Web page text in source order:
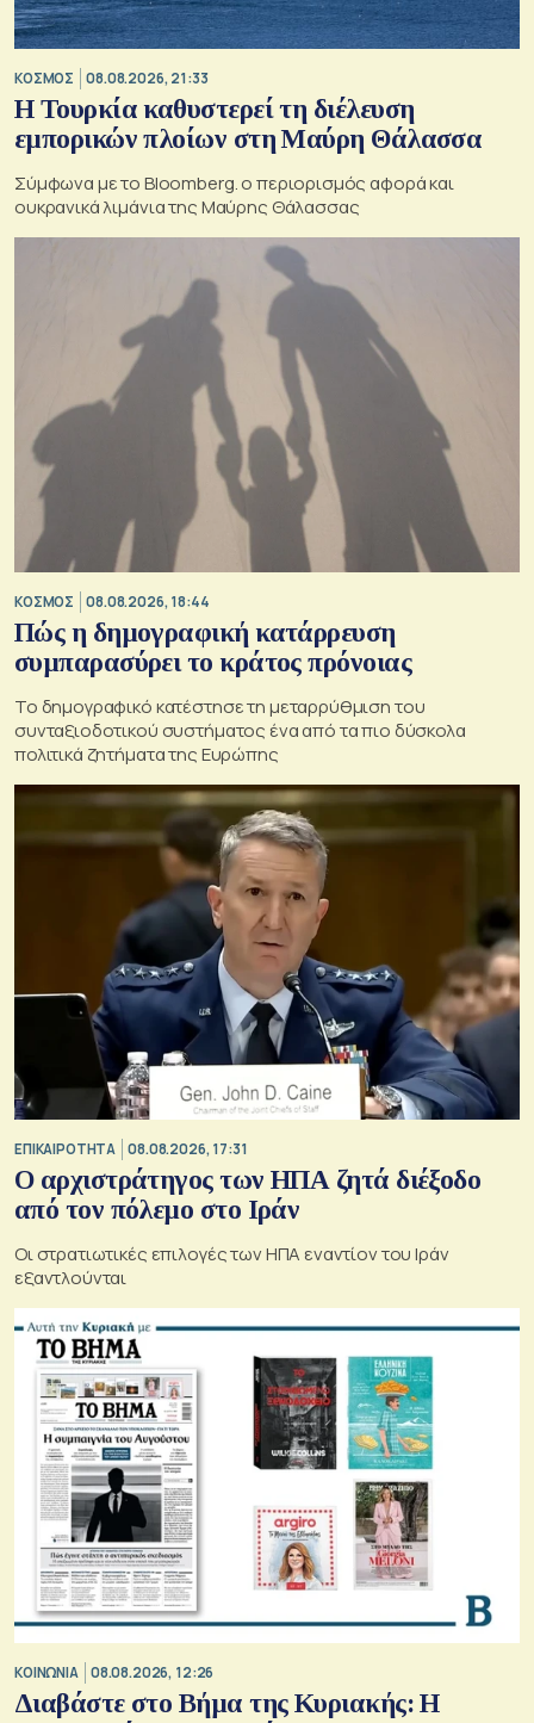
ΚΟΣΜΟΣ 08.08.2026, 21:33
Η Τουρκία καθυστερεί τη διέλευση
εμπορικών πλοίων στη Μαύρη Θάλασσα
Σύμφωνα με το Bloomberg. ο περιορισμός αφορά και
ουκρανικά λιμάνια της Μαύρης Θάλασσας
ΚΟΣΜΟΣ 08.08.2026, 18:44
Πώς η δημογραφική κατάρρευση
συμπαρασύρει το κράτος πρόνοιας
Το δημογραφικό κατέστησε τη μεταρρύθμιση του
συνταξιοδοτικού συστήματος ένα από τα πιο δύσκολα
πολιτικά ζητήματα της Ευρώπης
ΕΠΙΚΑΙΡΟΤΗΤΑ 08.08.2026, 17:31
Ο αρχιστράτηγος των ΗΠΑ ζητά διέξοδο
από τον πόλεμο στο Ιράν
Οι στρατιωτικές επιλογές των ΗΠΑ εναντίον του Ιράν
εξαντλούνται
ΚΟΙΝΩΝΙΑ 08.08.2026, 12:26
Διαβάστε στο Βήμα της Κυριακής: Η